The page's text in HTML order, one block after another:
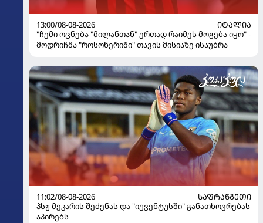
13:00/08-08-2026
ᲘᲢᲐᲚᲘᲐ
"ჩემი ოცნება "მილანთან" ერთად რაიმეს მოგება იყო" -
მოდრიჩმა "როსონერიში" თავის მისიაზე ისაუბრა
11:02/08-08-2026
ᲡᲐᲤᲠᲐᲜᲒᲔᲗᲘ
პსჟ მეკარის შეძენას და "იუვენტუსში" განათხოვრებას
აპირებს